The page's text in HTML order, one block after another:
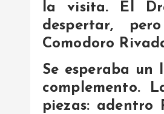
la visita. El
despertar,
Comodoro
Se esperaba
complemento.
piezas: